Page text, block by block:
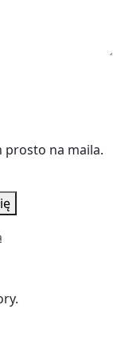
na maila.